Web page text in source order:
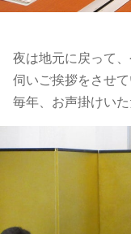
夜は地元に戻って、
伺いご挨拶をさせて
毎年、お声掛けい